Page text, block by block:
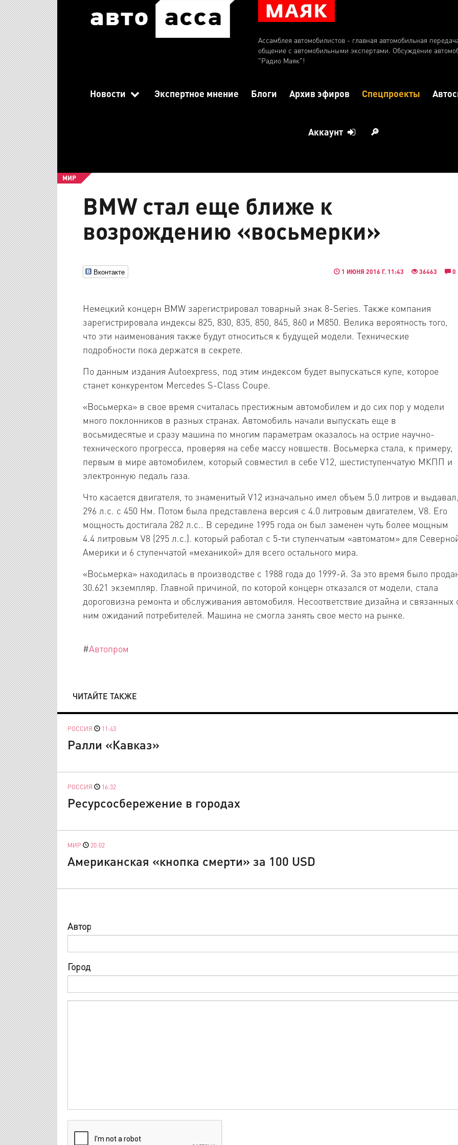
Ассамблея автомобилистов - главная автомобильная
общение с автомобильными экспертами. Обсуждение
"Радио Маяк"!
Новости Экспертное мнение Блоги Архив эфиров Спецпроекты
Аккаунт 🔎
МИР
BMW стал еще ближе к
возрождению «восьмерки»
Вконтакте 1 ИЮНЯ 2016 Г. 11:43 36463 0
Немецкий концерн BMW зарегистрировал товарный знак 8-Series. Также компания
зарегистрировала индексы 825, 830, 835, 850, 845, 860 и M850. Велика вероятность того,
что эти наименования также будут относиться к будущей модели. Технические
подробности пока держатся в секрете.
По данным издания Autoexpress, под этим индексом будет выпускаться купе, которое
станет конкурентом Mercedes S-Class Coupe.
«Восьмерка» в свое время считалась престижным автомобилем и до сих пор у модели
много поклонников в разных странах. Автомобиль начали выпускать еще в
восьмидесятые и сразу машина по многим параметрам оказалось на острие научно-
технического прогресса, проверяя на себе массу новшеств. Восьмерка стала, к примеру,
первым в мире автомобилем, который совместил в себе V12, шестиступенчатую МКПП и
электронную педаль газа.
Что касается двигателя, то знаменитый V12 изначально имел объем 5.0 литров и выдавал,
296 л.с. с 450 Нм. Потом была представлена версия с 4.0 литровым двигателем, V8. Его
мощность достигала 282 л.с.. В середине 1995 года он был заменен чуть более мощным
4.4 литровым V8 (295 л.с.). который работал с 5-ти ступенчатым «автоматом» для
Америки и 6 ступенчатой «механикой» для всего остального мира.
«Восьмерка» находилась в производстве с 1988 года до 1999-й. За это время было
30.621 экземпляр. Главной причиной, по которой концерн отказался от модели, стала
дороговизна ремонта и обслуживания автомобиля. Несоответствие дизайна и связанных
ним ожиданий потребителей. Машина не смогла занять свое место на рынке.
#Автопром
ЧИТАЙТЕ ТАКЖЕ
РОССИЯ 11:43
Ралли «Кавказ»
РОССИЯ 16:32
Ресурсосбережение в городах
МИР 20:02
Американская «кнопка смерти» за 100 USD
Автор
Город